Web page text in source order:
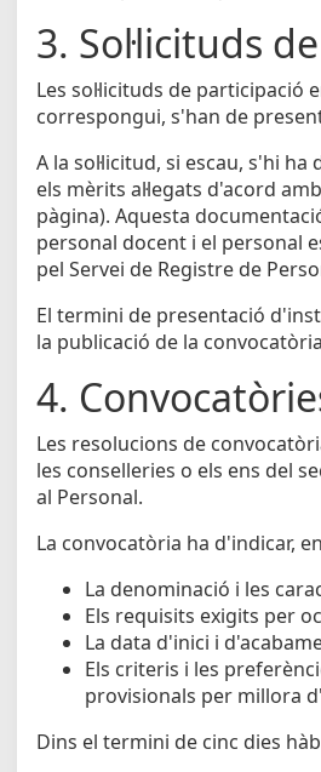
3. Sol·licituds
Les sol·licituds de
correspongui, s'han de
A la sol·licitud, si escau, s'hi
els mèrits al·legats d'acord
pàgina). Aquesta
personal docent i el personal
pel Servei de Registre de
El termini de presentació
la publicació de la
4.
Les resolucions de
les conselleries o els ens del
al Personal.
La convocatòria ha d'indicar,
La denominació i les
Els requisits exigits per
La data d'inici i
Els criteris i les
provisionals per millora
Dins el termini de cinc dies